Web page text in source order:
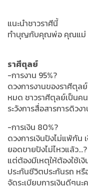
แนะนำชาวราศีนี้
ทำบุญกับคุณพ่อ คุณแม่ แ
ราศีตุลย์
-การงาน 95%?
ดวงการงานของราศีตุล
หมด ชาวราศีตุลย์เป็นค
ระวังการสื่อสารการดิว
-การเงิน 80%?
ดวงการเงินปังไม่แพ้กัน
ยอดขายปังไม่ไหวแล้ว...?
แต่ต้องมีเหตุให้ต้องใช้
ประกันชีวิตประกันรถ ห
จัดระเบียบการเงินดีๆนะ